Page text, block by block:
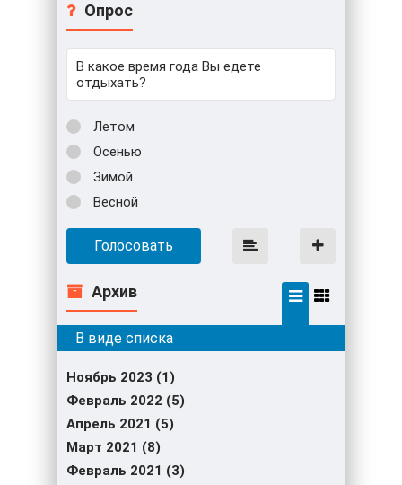
Опрос
В какое время года Вы едете
отдыхать?
Летом
Осенью
Зимой
Весной
Голосовать
Архив
Ноябрь 2023 (1)
Февраль 2022 (5)
Апрель 2021 (5)
Март 2021 (8)
Февраль 2021 (3)